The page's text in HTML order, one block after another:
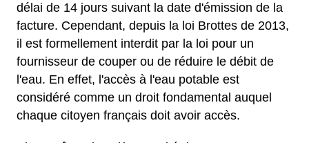
délai de 14 jours suivant la date d'émission de la
facture. Cependant, depuis la loi Brottes de 2013,
il est formellement interdit par la loi pour un
fournisseur de couper ou de réduire le débit de
l'eau. En effet, l'accès à l'eau potable est
considéré comme un droit fondamental auquel
chaque citoyen français doit avoir accès.